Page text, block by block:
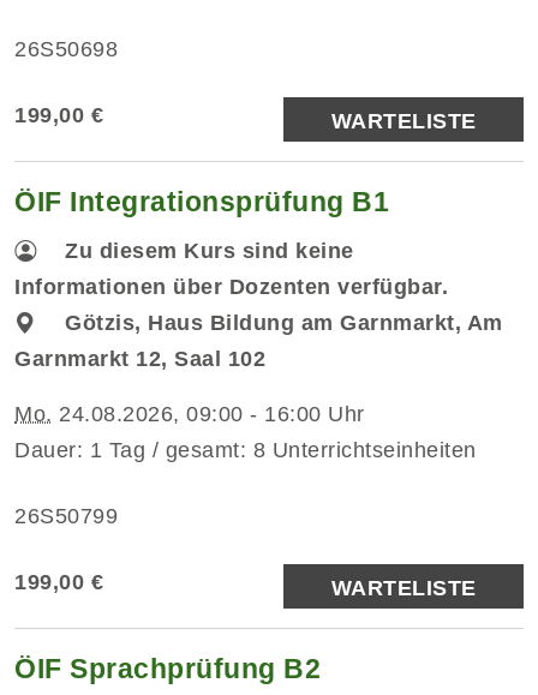
26S50698
199,00 € WARTELISTE
ÖIF Integrationsprüfung B1
Zu diesem Kurs sind keine
Informationen über Dozenten verfügbar.
Götzis, Haus Bildung am Garnmarkt, Am
Garnmarkt 12, Saal 102
Mo. 24.08.2026, 09:00 - 16:00 Uhr
Dauer: 1 Tag / gesamt: 8 Unterrichtseinheiten
26S50799
199,00 € WARTELISTE
ÖIF Sprachprüfung B2